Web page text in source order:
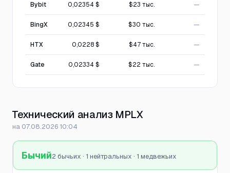
Bybit 0,02354 $ $23 тыс. —
BingX 0,02345 $ $30 тыс. —
HTX 0,0228 $ $47 тыс. —
Gate 0,02334 $ $22 тыс. —
Технический анализ MPLX
на 07.08.2026 10:04
Бычий2 бычьих · 1 нейтральных · 1 медвежьих